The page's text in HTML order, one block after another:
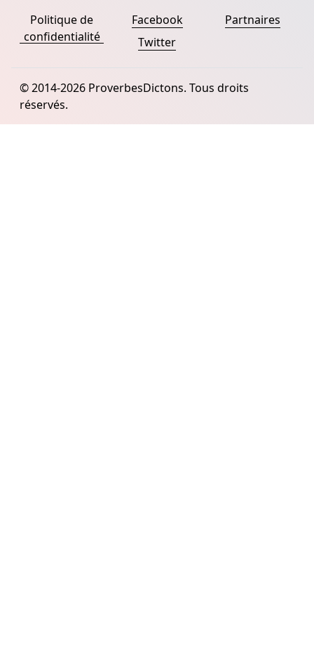
Politique de
confidentialité
Facebook
Twitter
Partnaires
© 2014-2026 ProverbesDictons. Tous droits
réservés.